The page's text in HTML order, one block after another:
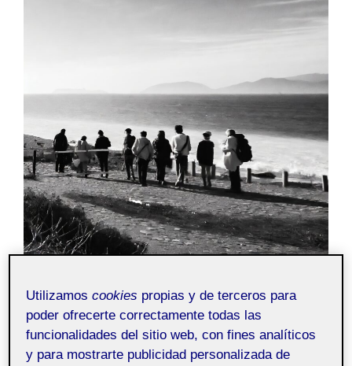
Utilizamoscookies propias y de terceros para
poder ofrecerte correctamente todas las
funcionalidades del sitio web, con fines analíticos
y para mostrarte publicidad personalizada de